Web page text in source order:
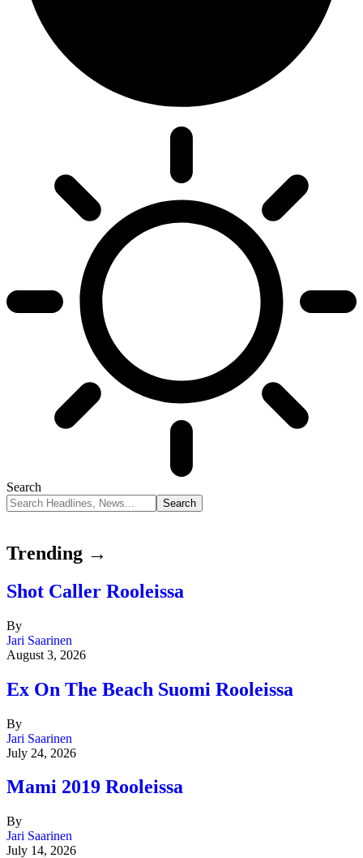
Search
Trending →
Shot Caller Rooleissa
By
Jari Saarinen
August 3, 2026
Ex On The Beach Suomi Rooleissa
By
Jari Saarinen
July 24, 2026
Mami 2019 Rooleissa
By
Jari Saarinen
July 14, 2026